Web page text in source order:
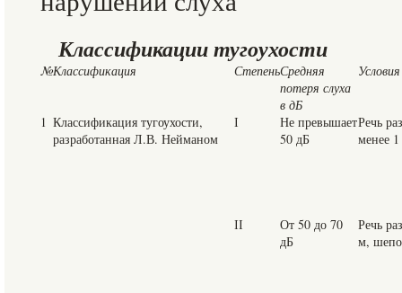
Классификации тугоухости
№Классификация СтепеньСредняя
потеря слуха
в дБ
1 Классификация тугоухости,
разработанная Л.В. Нейманом
І
Не превышает
50 дБ
Речь
менее
ІІ
От 50 до 70
дБ
Речь
м,